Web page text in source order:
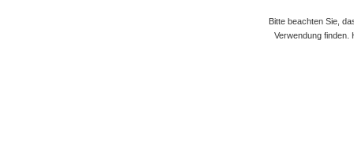
Bitte beachten Sie,
Verwendung finden.